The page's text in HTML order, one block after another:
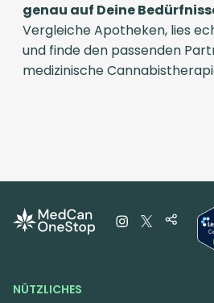
genau auf Deine
Vergleiche Apotheken, lies
und finde den passenden
medizinische
NÜTZLICHES